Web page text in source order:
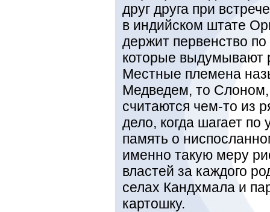
друг друга при
в индийском штате
держит первенство
которые выдумывают
Местные племена
Медведем, то
считаются чем-то из
дело, когда шагает
память о
именно такую меру
властей за каждого
селах Кандхмала и
картошку.